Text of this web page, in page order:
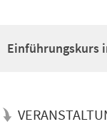
Einführungskurs